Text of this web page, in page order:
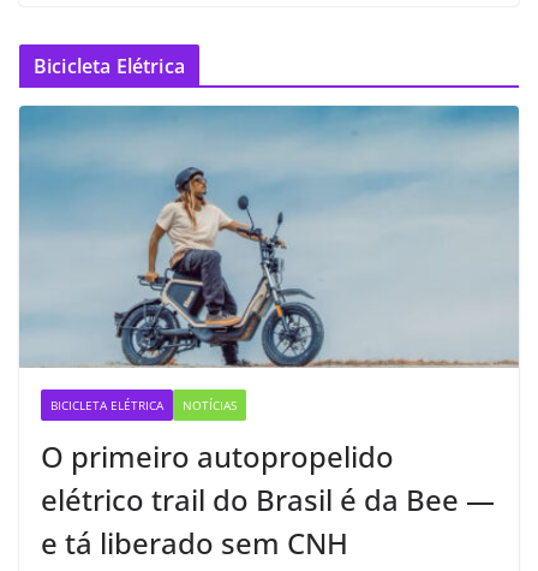
Bicicleta Elétrica
BICICLETA ELÉTRICA NOTÍCIAS
O primeiro autopropelido
elétrico trail do Brasil é da Bee —
e tá liberado sem CNH